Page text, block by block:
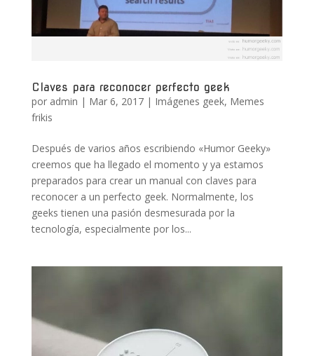
Claves para reconocer perfecto geek
por admin | Mar 6, 2017| Imágenes geek, Memes
frikis
Después de varios años escribiendo «Humor Geeky»
creemos que ha llegado el momento y ya estamos
preparados para crear un manual con claves para
reconocer a un perfecto geek. Normalmente, los
geeks tienen una pasión desmesurada por la
tecnología, especialmente por los...